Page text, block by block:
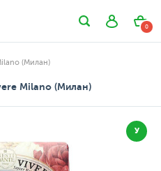
0
(Милан)
Milano (Милан)
У